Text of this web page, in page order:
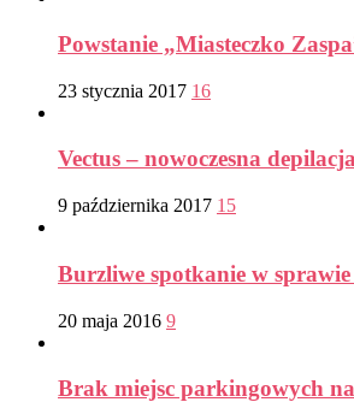
Powstanie „Miasteczko
23 stycznia 2017 16
Vectus – nowoczesna
9 października 2017 15
Burzliwe spotkanie w
20 maja 2016 9
Brak miejsc parkingowych